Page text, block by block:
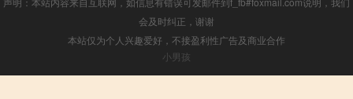
会及时纠正，谢谢
本站仅为个人兴趣爱好，不接盈利性广告及商业合作
小男孩